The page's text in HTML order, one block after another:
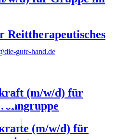
Lebenslagen
Reittherapeutisches
(m/w/d) für
(m/w/d) für
gute-hand.de